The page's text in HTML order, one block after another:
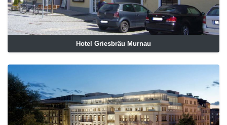
Hotel Griesbräu Murnau